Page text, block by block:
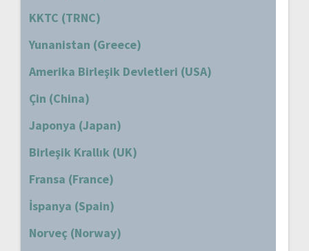
KKTC (TRNC)
Yunanistan (Greece)
Amerika Birleşik Devletleri (USA)
Çin (China)
Japonya (Japan)
Birleşik Krallık (UK)
Fransa (France)
İspanya (Spain)
Norveç (Norway)